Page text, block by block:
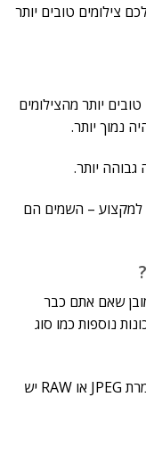
צילומים טובים יותר
יותר מהצילומים
נמוך יותר.
יותר.
למקצוע – השמים הם
שאם אתם כבר
נוספות כמו סוג
תרצו אולי לברר איזה פורמטים המצלמה שומרת JPEG או RAW יש